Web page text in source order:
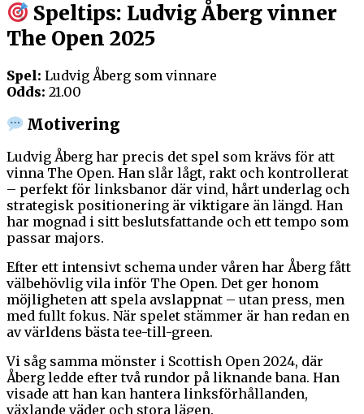
Speltips: Ludvig Åberg vinner
The Open 2025
Spel: Ludvig Åberg som vinnare
Odds: 21.00
Motivering
Ludvig Åberg har precis det spel som krävs för att
vinna The Open. Han slår lågt, rakt och kontrollerat
– perfekt för linksbanor där vind, hårt underlag och
strategisk positionering är viktigare än längd. Han
har mognad i sitt beslutsfattande och ett tempo som
passar majors.
Efter ett intensivt schema under våren har Åberg fått
välbehövlig vila inför The Open. Det ger honom
möjligheten att spela avslappnat – utan press, men
med fullt fokus. När spelet stämmer är han redan en
av världens bästa tee-till-green.
Vi såg samma mönster i Scottish Open 2024, där
Åberg ledde efter två rundor på liknande bana. Han
visade att han kan hantera linksförhållanden,
växlande väder och stora lägen.